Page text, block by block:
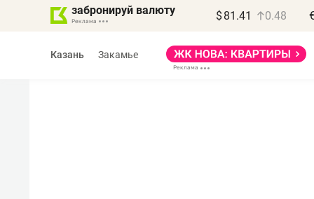
забронируй валюту $ 81.41 0.48
Казань Закамье